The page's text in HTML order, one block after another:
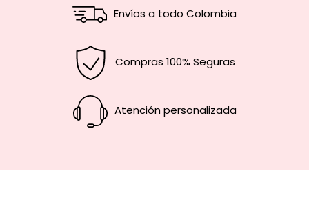
Envíos a todo Colombia
Compras 100% Seguras
Atención personalizada